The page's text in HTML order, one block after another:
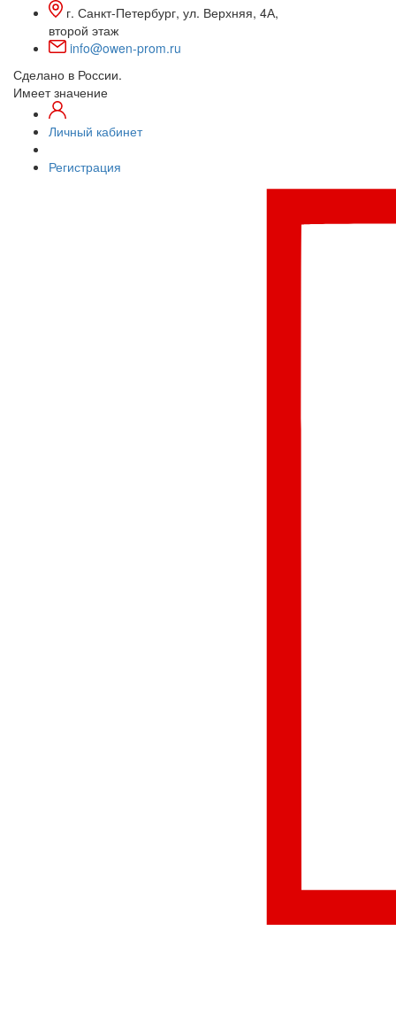
г. Санкт-Петербург, ул. Верхняя, 4А,
второй этаж
info@owen-prom.ru
Сделано в России.
Имеет значение
Личный кабинет
Регистрация